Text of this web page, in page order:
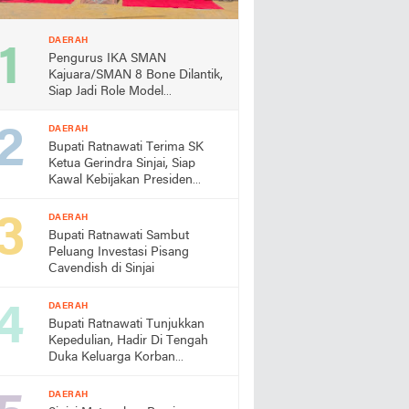
DAERAH
Pengurus IKA SMAN
Kajuara/SMAN 8 Bone Dilantik,
Siap Jadi Role Model
DAERAH
Bupati Ratnawati Terima SK
Ketua Gerindra Sinjai, Siap
Kawal Kebijakan Presiden
DAERAH
Bupati Ratnawati Sambut
Peluang Investasi Pisang
Cavendish di Sinjai
DAERAH
Bupati Ratnawati Tunjukkan
Kepedulian, Hadir Di Tengah
Duka Keluarga Korban
DAERAH